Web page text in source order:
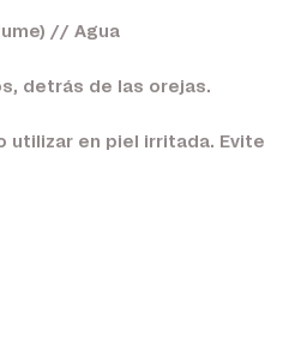
// Agua
detrás de las orejas.
utilizar en piel irritada. Evite